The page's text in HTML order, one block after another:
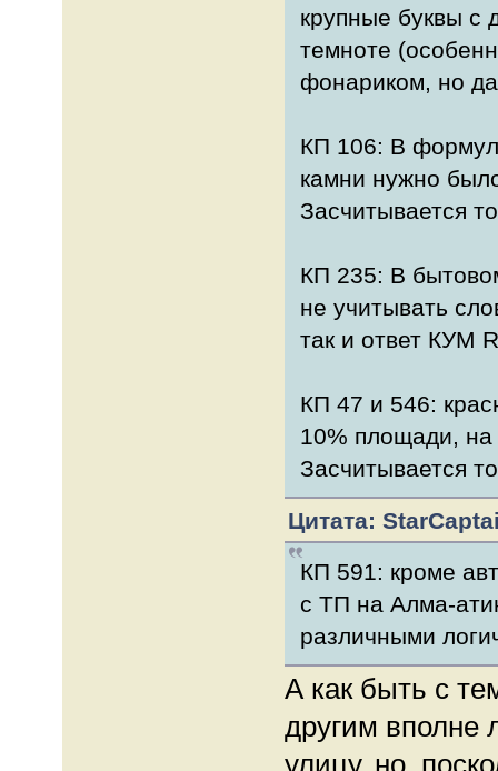
крупные буквы с
темноте
фонариком, но
КП 106: В
камни нужно
Засчитывается
КП 235: В
не учитывать
так и ответ КУМ
КП 47 и 546:
10% площади, на
Засчитывается
Цитата:
КП 591: кроме
с ТП на Алма-
различными
А как быть с
другим вполне